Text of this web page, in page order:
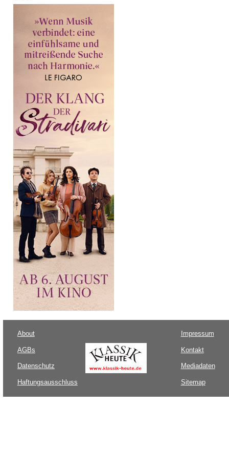
About
AGBs
Datenschutz
Haftungsausschluss
Impressum
Kontakt
Mediadaten
Sitemap